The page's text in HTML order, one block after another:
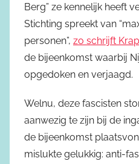
Berg” ze kennelijk heeft
Stichting spreekt van
personen”, zo schrijft
de bijeenkomst waarbij
opgedoken en verjaagd.
Welnu, deze fascisten
aanwezig te zijn bij de
de bijeenkomst
mislukte gelukkig: anti-